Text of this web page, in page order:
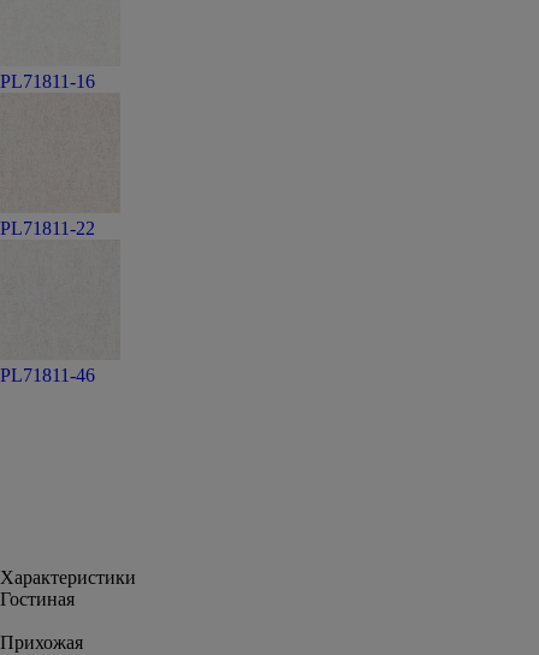
PL71811-16
PL71811-22
PL71811-46
Характеристики
Гостиная
Прихожая